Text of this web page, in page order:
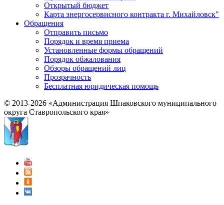
Открытый бюджет
Карта энергосервисного контракта г. Михайловск"
Обращения
Отправить письмо
Порядок и время приема
Установленные формы обращений
Порядок обжалования
Обзоры обращений лиц
Прозрачность
Бесплатная юридическая помощь
© 2013-2026 «Администрация Шпаковского муниципального
округа Ставропольского края»